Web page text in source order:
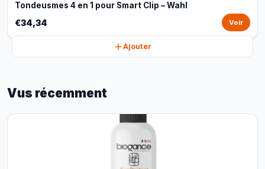
Tondeusmes 4 en 1 pour Smart Clip – Wahl
€34,34 Voir
Ajouter
Vus récemment